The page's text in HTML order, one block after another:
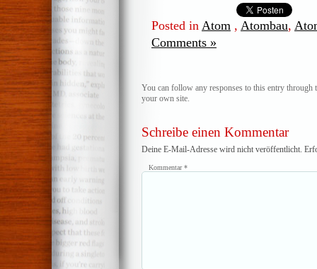
Posted in Atom , Atombau,
Comments »
You can follow any responses to this entry through
your own site.
Schreibe einen Kommentar
Deine E-Mail-Adresse wird nicht veröffentlicht.
Kommentar*